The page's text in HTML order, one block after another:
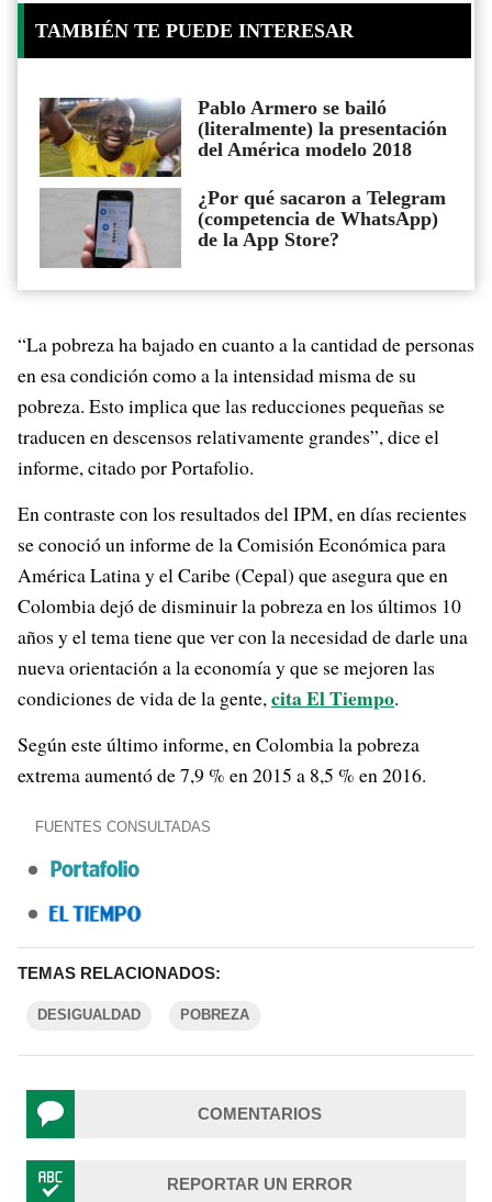
TAMBIÉN TE PUEDE INTERESAR
Pablo Armero se bailó
(literalmente) la presentación
del América modelo 2018
¿Por qué sacaron a Telegram
(competencia de WhatsApp)
de la App Store?
“La pobreza ha bajado en cuanto a la cantidad de personas
en esa condición como a la intensidad misma de su
pobreza. Esto implica que las reducciones pequeñas se
traducen en descensos relativamente grandes”, dice el
informe, citado por Portafolio.
En contraste con los resultados del IPM, en días recientes
se conoció un informe de la Comisión Económica para
América Latina y el Caribe (Cepal) que asegura que en
Colombia dejó de disminuir la pobreza en los últimos 10
años y el tema tiene que ver con la necesidad de darle una
nueva orientación a la economía y que se mejoren las
condiciones de vida de la gente, cita El Tiempo.
Según este último informe, en Colombia la pobreza
extrema aumentó de 7,9 % en 2015 a 8,5 % en 2016.
FUENTES CONSULTADAS
TEMAS RELACIONADOS:
DESIGUALDAD POBREZA
COMENTARIOS
REPORTAR UN ERROR